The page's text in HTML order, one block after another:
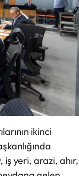
ikinci
yeri, arazi, ahır,